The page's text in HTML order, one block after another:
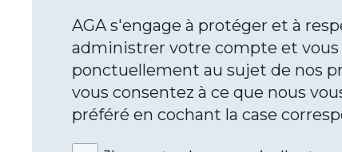
AGA s'engage à protéger et à
administrer votre compte et
ponctuellement au sujet de nos
vous consentez à ce que nous
préféré en cochant la case